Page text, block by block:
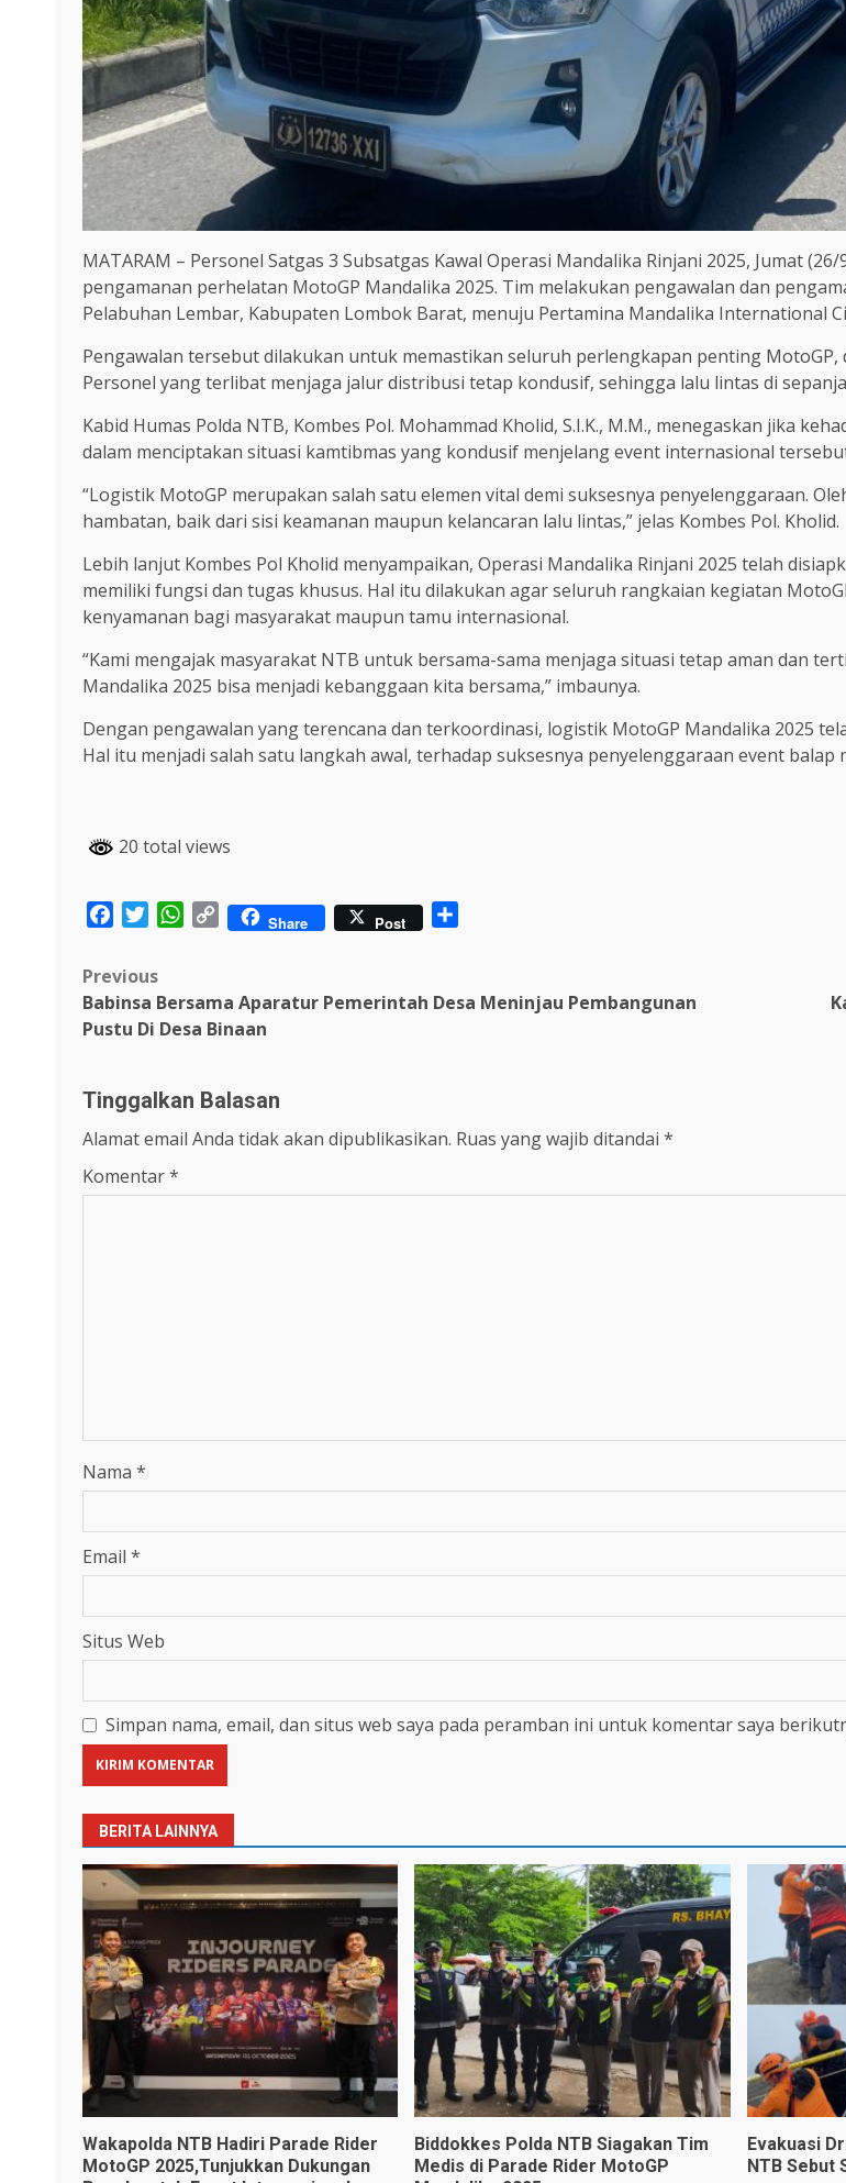
MATARAM – Personel Satgas 3 Subsatgas Kawal Operasi Mandalika Rinjani 2025, Jumat
pengamanan perhelatan MotoGP Mandalika 2025. Tim melakukan pengawalan dan
Pelabuhan Lembar, Kabupaten Lombok Barat, menuju Pertamina Mandalika International
Pengawalan tersebut dilakukan untuk memastikan seluruh perlengkapan penting
Personel yang terlibat menjaga jalur distribusi tetap kondusif, sehingga lalu lintas di
Kabid Humas Polda NTB, Kombes Pol. Mohammad Kholid, S.I.K., M.M., menegaskan jika
dalam menciptakan situasi kamtibmas yang kondusif menjelang event internasional
“Logistik MotoGP merupakan salah satu elemen vital demi suksesnya penyelenggaraan.
hambatan, baik dari sisi keamanan maupun kelancaran lalu lintas,” jelas Kombes Pol. Kholid.
Lebih lanjut Kombes Pol Kholid menyampaikan, Operasi Mandalika Rinjani 2025 telah
memiliki fungsi dan tugas khusus. Hal itu dilakukan agar seluruh rangkaian kegiatan
kenyamanan bagi masyarakat maupun tamu internasional.
“Kami mengajak masyarakat NTB untuk bersama-sama menjaga situasi tetap aman dan
Mandalika 2025 bisa menjadi kebanggaan kita bersama,” imbaunya.
Dengan pengawalan yang terencana dan terkoordinasi, logistik MotoGP Mandalika 2025
Hal itu menjadi salah satu langkah awal, terhadap suksesnya penyelenggaraan event
20 total views
FacebookTwitterWhatsApp
Copy Share Post
Post
navigation
Previous
Babinsa Bersama Aparatur Pemerintah Desa Meninjau Pembangunan
Pustu Di Desa Binaan
Tinggalkan Balasan
Alamat email Anda tidak akan dipublikasikan. Ruas yang wajib ditandai *
Komentar*
Nama *
Email *
Situs Web
Simpan nama, email, dan situs web saya pada peramban ini untuk komentar saya
BERITA LAINNYA
Wakapolda NTB Hadiri Parade Rider
MotoGP 2025,Tunjukkan Dukungan
Biddokkes Polda NTB Siagakan Tim
Medis di Parade Rider MotoGP
Evakuasi
NTB Sebut